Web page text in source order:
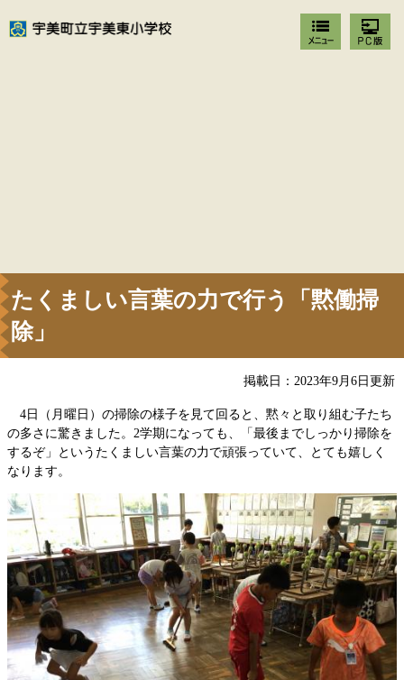
たくましい言葉の力で行う「黙働掃
除」
掲載日：2023年9月6日更新
4日（月曜日）の掃除の様子を見て回ると、黙々と取り組む子たち
の多さに驚きました。2学期になっても、「最後までしっかり掃除を
するぞ」というたくましい言葉の力で頑張っていて、とても嬉しく
なります。